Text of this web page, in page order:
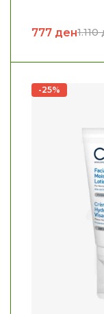
1.110
777 ден
-25%